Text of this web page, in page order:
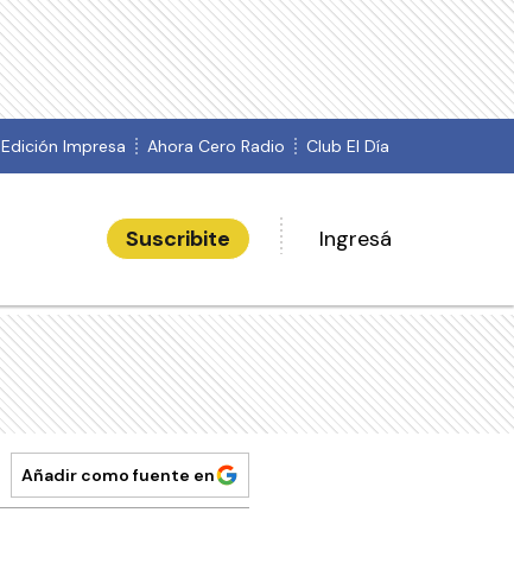
Edición Impresa Ahora Cero Radio Club El Día
Suscribite Ingresá
Añadir como fuente en